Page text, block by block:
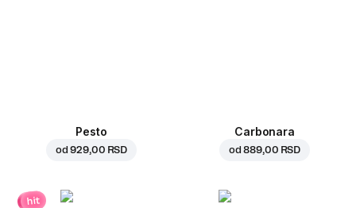
Pesto
od929,00 RSD
Carbonara
od889,00 RSD
hit